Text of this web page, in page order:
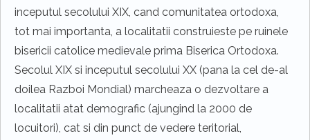
inceputul secolului XIX, cand comunitatea ortodoxa,
tot mai importanta, a localitatii construieste pe ruinele
bisericii catolice medievale prima Biserica Ortodoxa.
Secolul XIX si inceputul secolului XX (pana la cel de-al
doilea Razboi Mondial) marcheaza o dezvoltare a
localitatii atat demografic (ajungind la 2000 de
locuitori), cat si din punct de vedere teritorial,